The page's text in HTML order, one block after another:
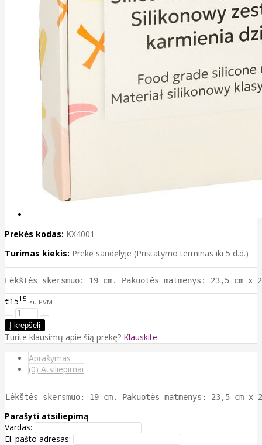
Prekės kodas: KX4001
Turimas kiekis: Prekė sandėlyje (Pristatymo terminas iki 5 d.d.)
Lėkštės skersmuo: 19 cm. Pakuotės matmenys: 23,5 cm x
€1515 su PVM
Turite klausimų apie šią prekę? Klauskite
Aprašymas
(0) Atsiliepimai
Lėkštės skersmuo: 19 cm. Pakuotės matmenys: 23,5 cm x
Parašyti atsiliepimą
Vardas:
El. pašto adresas: